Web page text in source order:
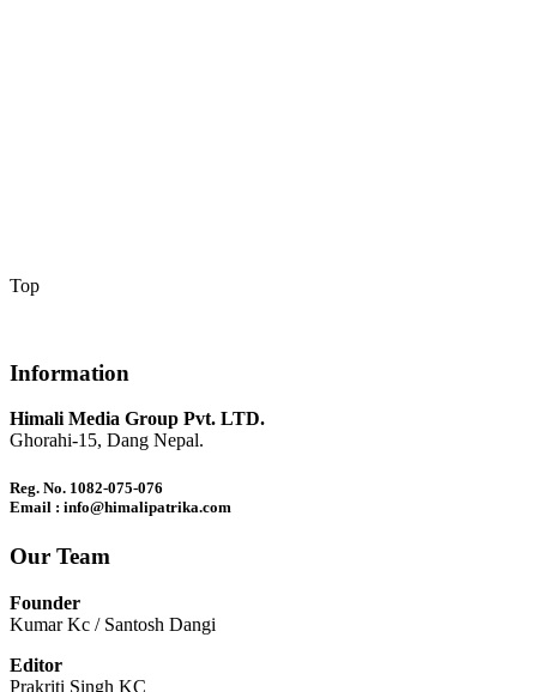
Top
Information
Himali Media Group Pvt. LTD.
Ghorahi-15, Dang Nepal.
Reg. No. 1082-075-076
Email : info@himalipatrika.com
Our Team
Founder
Kumar Kc / Santosh Dangi
Editor
Prakriti Singh KC